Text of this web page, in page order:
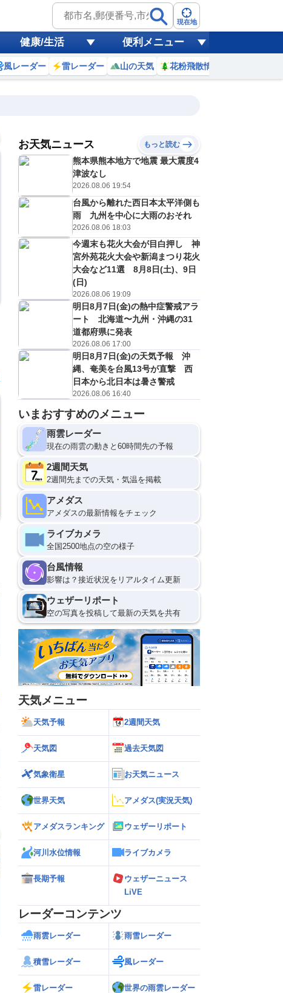
現在地
健康/生活 便利メニュー
風レーダー 雷レーダー 山の天気 花粉飛散情報
12
ミリ
33
m/s
13
0 ミリ
35
3m/s
0ミリ
35
3 m/s
0ミリ
3m/s
0
3 m/s
21
8日(土)
0
お天気ニュース もっと読む
熊本県熊本地方で地震 最大震度4
津波なし
2026.08.06 19:54
台風から離れた西日本太平洋側も
雨 九州を中心に大雨のおそれ
2026.08.06 18:03
今週末も花火大会が目白押し 神
宮外苑花火大会や新潟まつり花火
大会など11選 8月8日(土)、9日
(日)
2026.08.06 19:09
明日8月7日(金)の熱中症警戒アラ
ート 北海道〜九州・沖縄の31
道都府県に発表
2026.08.06 17:00
明日8月7日(金)の天気予報 沖
縄、奄美を台風13号が直撃 西
日本から北日本は暑さ警戒
2026.08.06 16:40
いまおすすめのメニュー
雨雲レーダー
現在の雨雲の動きと60時間先の予報
2週間天気
2週間先までの天気・気温を掲載
アメダス
アメダスの最新情報をチェック
ライブカメラ
全国2500地点の空の様子
台風情報
影響は？接近状況をリアルタイム更新
ウェザーリポート
空の写真を投稿して最新の天気を共有
天気メニュー
天気予報 2週間天気
天気図 過去天気図
気象衛星 お天気ニュース
世界天気 アメダス(実況天気)
アメダスランキング ウェザーリポート
河川水位情報 ライブカメラ
長期予報
ウェザーニュース
LiVE
レーダーコンテンツ
雨雲レーダー 雨雪レーダー
積雪レーダー 風レーダー
雷レーダー 世界の雨雲レーダー